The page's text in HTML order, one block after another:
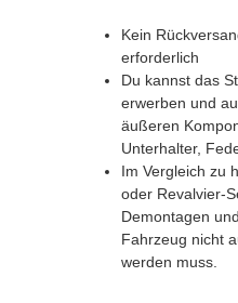
Kein
erforderlich
Du kannst das
erwerben und
äußeren
Unterhalter,
Im Vergleich zu
oder Revalvier-
Demontagen
Fahrzeug nicht
werden muss.